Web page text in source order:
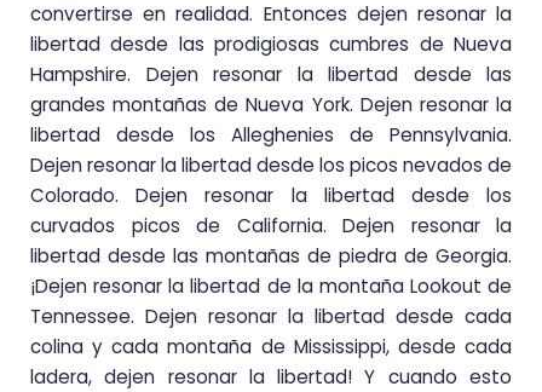
convertirse en realidad. Entonces dejen resonar la
libertad desde las prodigiosas cumbres de Nueva
Hampshire. Dejen resonar la libertad desde las
grandes montañas de Nueva York. Dejen resonar la
libertad desde los Alleghenies de Pennsylvania.
Dejen resonar la libertad desde los picos nevados de
Colorado. Dejen resonar la libertad desde los
curvados picos de California. Dejen resonar la
libertad desde las montañas de piedra de Georgia.
¡Dejen resonar la libertad de la montaña Lookout de
Tennessee. Dejen resonar la libertad desde cada
colina y cada montaña de Mississippi, desde cada
ladera, dejen resonar la libertad! Y cuando esto